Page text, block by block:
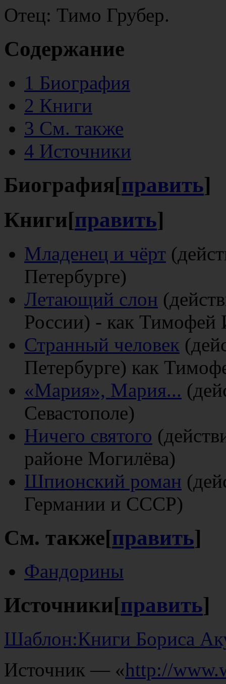
Отец: Тимо Грубер.
Содержание
1 Биография
2 Книги
3 См. также
4 Источники
Биография[править]
Книги[править]
Младенец и чёрт
Петербурге)
Летающий слон
России) - как Тимофей
Странный человек
Петербурге) как
«Мария», Мария...
Севастополе)
Ничего святого
районе Могилёва)
Шпионский роман
Германии и СССР)
См. также[править]
Фандорины
Источники[править]
Шаблон:Книги Бориса
Источник — «http://